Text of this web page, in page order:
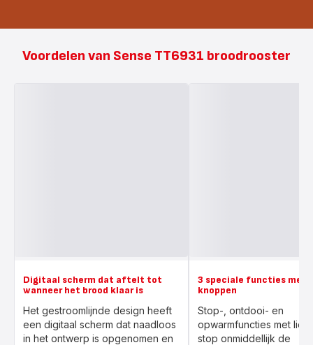
Voordelen van Sense TT6931 broodrooster
Digitaal scherm dat aftelt tot
wanneer het brood klaar is
Het gestroomlijnde design heeft
een digitaal scherm dat naadloos
in het ontwerp is opgenomen en
3 speciale functies met
knoppen
Stop-, ontdooi- en
opwarmfuncties met
stop onmiddellijk de